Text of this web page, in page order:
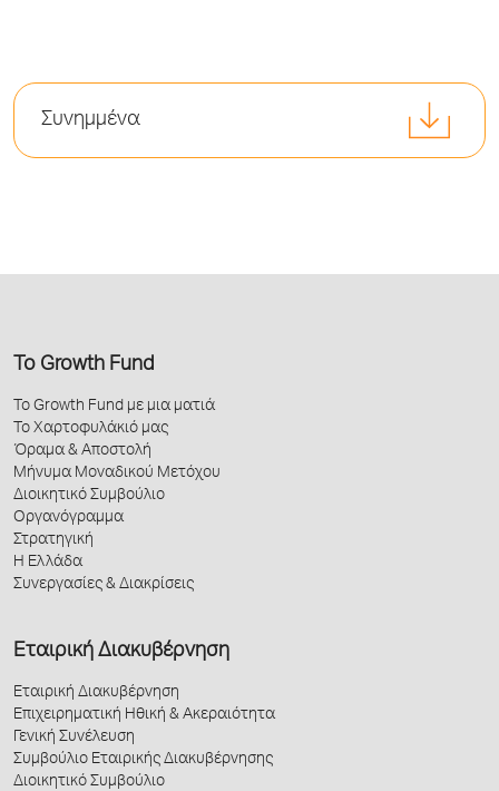
Συνημμένα
Το Growth Fund
Το Growth Fund με μια ματιά
Το Χαρτοφυλάκιό μας
Όραμα & Αποστολή
Μήνυμα Μοναδικού Μετόχου
Διοικητικό Συμβούλιο
Οργανόγραμμα
Στρατηγική
Η Ελλάδα
Συνεργασίες & Διακρίσεις
Εταιρική Διακυβέρνηση
Εταιρική Διακυβέρνηση
Επιχειρηματική Ηθική & Ακεραιότητα
Γενική Συνέλευση
Συμβούλιο Εταιρικής Διακυβέρνησης
Διοικητικό Συμβούλιο